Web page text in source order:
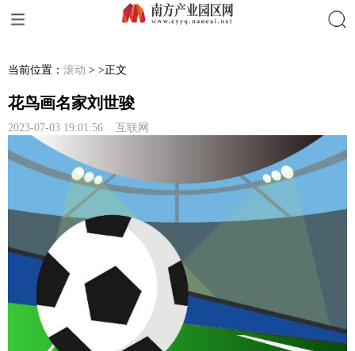
当前位置： 滚动 > >正文
花鸟画名家刘世骏
2023-07-03 19:01:56 互联网